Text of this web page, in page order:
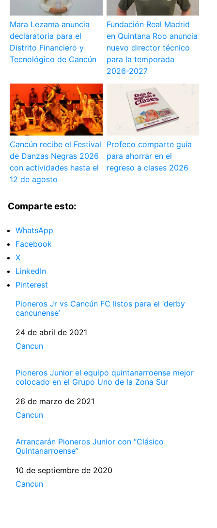
Mara Lezama anuncia
declaratoria para el
Distrito Financiero y
Tecnológico de Cancún
Fundación Real Madrid
en Quintana Roo anuncia
nuevo director técnico
para la temporada
2026-2027
Cancún recibe el Festival
de Danzas Negras 2026
con actividades hasta el
12 de agosto
Profeco comparte guía
para ahorrar en el
regreso a clases 2026
Comparte esto:
WhatsApp
Facebook
X
LinkedIn
Pinterest
Pioneros Jr vs Cancún FC listos para el ‘derby
cancunense’
Fecha
24 de abril de 2021
Respecto a
Cancun
Pioneros Junior el equipo quintanarroense mejor
colocado en el Grupo Uno de la Zona Sur
Fecha
26 de marzo de 2021
Respecto a
Cancun
Arrancarán Pioneros Junior con “Clásico
Quintanarroense”
Fecha
10 de septiembre de 2020
Respecto a
Cancun